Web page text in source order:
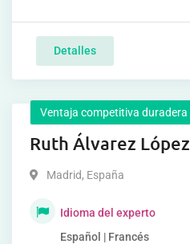
Detalles
Ventaja competitiva duradera
Ruth Álvarez López
Madrid, España
Idioma del experto
Español | Francés